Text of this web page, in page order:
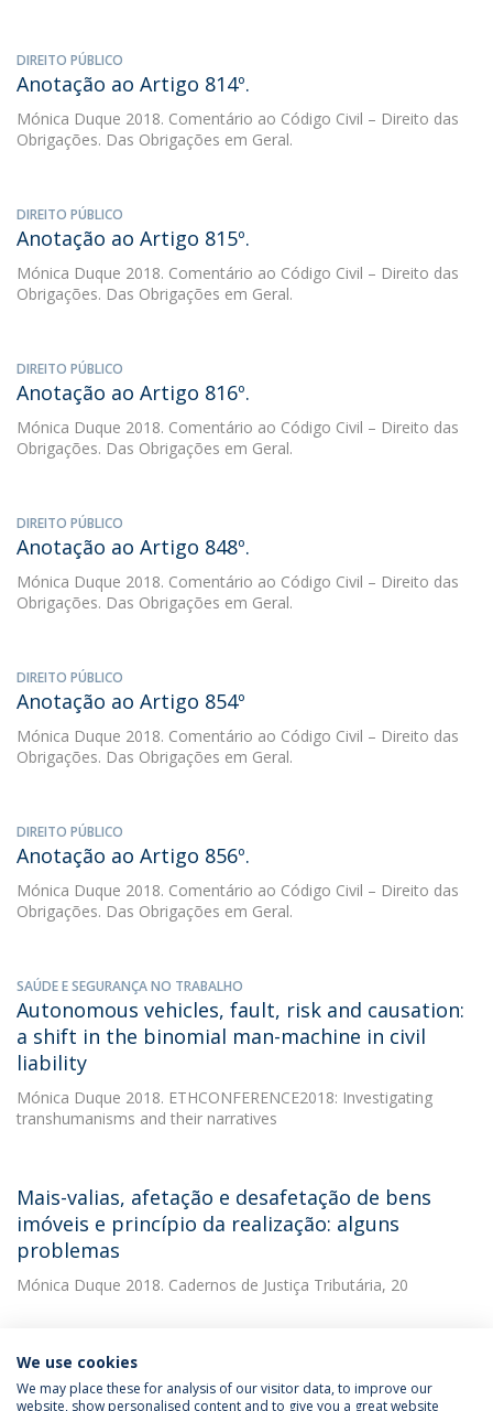
DIREITO PÚBLICO
Anotação ao Artigo 814º.
Mónica Duque 2018. Comentário ao Código Civil – Direito das
Obrigações. Das Obrigações em Geral.
DIREITO PÚBLICO
Anotação ao Artigo 815º.
Mónica Duque 2018. Comentário ao Código Civil – Direito das
Obrigações. Das Obrigações em Geral.
DIREITO PÚBLICO
Anotação ao Artigo 816º.
Mónica Duque 2018. Comentário ao Código Civil – Direito das
Obrigações. Das Obrigações em Geral.
DIREITO PÚBLICO
Anotação ao Artigo 848º.
Mónica Duque 2018. Comentário ao Código Civil – Direito das
Obrigações. Das Obrigações em Geral.
DIREITO PÚBLICO
Anotação ao Artigo 854º
Mónica Duque 2018. Comentário ao Código Civil – Direito das
Obrigações. Das Obrigações em Geral.
DIREITO PÚBLICO
Anotação ao Artigo 856º.
Mónica Duque 2018. Comentário ao Código Civil – Direito das
Obrigações. Das Obrigações em Geral.
SAÚDE E SEGURANÇA NO TRABALHO
Autonomous vehicles, fault, risk and causation:
a shift in the binomial man-machine in civil
liability
Mónica Duque 2018. ETHCONFERENCE2018: Investigating
transhumanisms and their narratives
Mais-valias, afetação e desafetação de bens
imóveis e princípio da realização: alguns
problemas
Mónica Duque 2018. Cadernos de Justiça Tributária, 20
We use cookies
We may place these for analysis of our visitor data, to improve our
website, show personalised content and to give you a great website